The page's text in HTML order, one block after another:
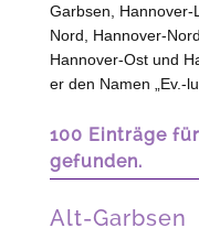
Garbsen,
Nord, Hannover-
Hannover-Ost und
er den Namen „Ev.-
100 Einträge
gefunden.
Alt-Garbsen